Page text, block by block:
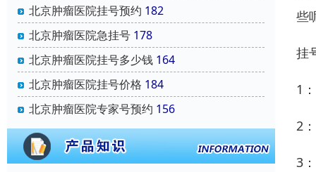
北京肿瘤医院挂号预约 182
北京肿瘤医院急挂号 178
北京肿瘤医院挂号多少钱 164
北京肿瘤医院挂号价格 184
北京肿瘤医院专家号预约 156
些
挂
1
2
3